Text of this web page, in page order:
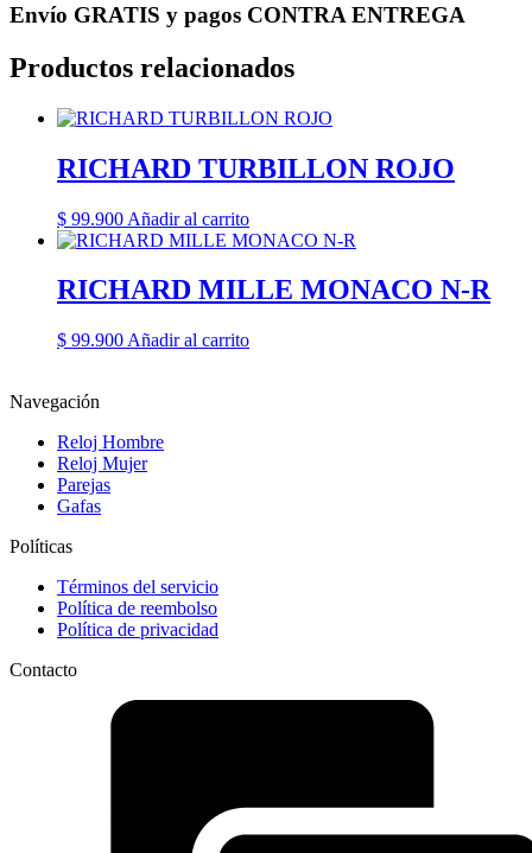
Envío GRATIS y pagos CONTRA ENTREGA
Productos relacionados
RICHARD TURBILLON ROJO
$ 99.900 Añadir al carrito
RICHARD MILLE MONACO N-R
$ 99.900 Añadir al carrito
Navegación
Reloj Hombre
Reloj Mujer
Parejas
Gafas
Políticas
Términos del servicio
Política de reembolso
Política de privacidad
Contacto